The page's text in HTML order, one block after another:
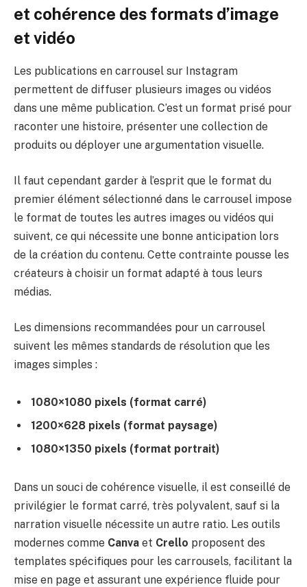
et cohérence des formats d’image
et vidéo
Les publications en carrousel sur Instagram
permettent de diffuser plusieurs images ou vidéos
dans une même publication. C’est un format prisé pour
raconter une histoire, présenter une collection de
produits ou déployer une argumentation visuelle.
Il faut cependant garder à l’esprit que le format du
premier élément sélectionné dans le carrousel impose
le format de toutes les autres images ou vidéos qui
suivent, ce qui nécessite une bonne anticipation lors
de la création du contenu. Cette contrainte pousse les
créateurs à choisir un format adapté à tous leurs
médias.
Les dimensions recommandées pour un carrousel
suivent les mêmes standards de résolution que les
images simples :
1080×1080 pixels (format carré)
1200×628 pixels (format paysage)
1080×1350 pixels (format portrait)
Dans un souci de cohérence visuelle, il est conseillé de
privilégier le format carré, très polyvalent, sauf si la
narration visuelle nécessite un autre ratio. Les outils
modernes comme Canva et Crello proposent des
templates spécifiques pour les carrousels, facilitant la
mise en page et assurant une expérience fluide pour